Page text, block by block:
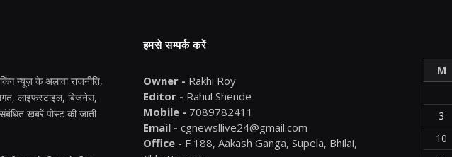
न्यूज़ के अलावा राजनीति,
लाइफस्टाइल, बिजनेस,
खबरें पोस्ट की जाती
हमसे सम्पर्क करें
Owner - Rakhi Roy
Editor - Rahul Shende
Mobile - 7089782411
Email - cgnewsllive24@gmail.com
Office - F 188, Aakash Ganga, Supela, Bhilai,
M
3
10